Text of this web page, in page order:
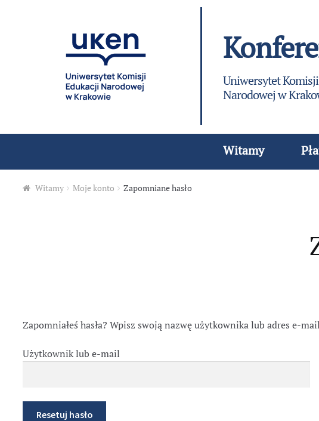
Uniwersytet
Narodowej w
Witamy
Witamy Moje konto Zapomniane hasło
Zapomniałeś hasła? Wpisz swoją nazwę użytkownika lub adres e-
Użytkownik lub e-mail
Resetuj hasło